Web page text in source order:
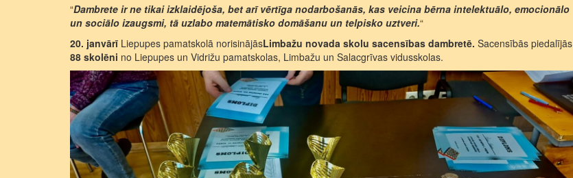
“Dambrete ir ne tikai izklaidējoša, bet arī vērtīga nodarbošanās, kas veicina bērna intelektuālo, emocionālo
un sociālo izaugsmi, tā uzlabo matemātisko domāšanu un telpisko uztveri.“
20. janvārī Liepupes pamatskolā norisinājāsLimbažu novada skolu sacensības dambretē. Sacensībās piedalījās
88 skolēni no Liepupes un Vidrižu pamatskolas, Limbažu un Salacgrīvas vidusskolas.